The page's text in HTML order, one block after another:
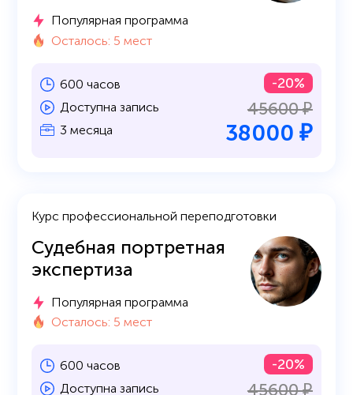
Популярная программа
Осталось: 5 мест
600 часов
Доступна запись
3 месяца
-20%
45600 ₽
38000 ₽
Курс профессиональной переподготовки
Судебная портретная
экспертиза
Популярная программа
Осталось: 5 мест
600 часов
Доступна запись
-20%
45600 ₽